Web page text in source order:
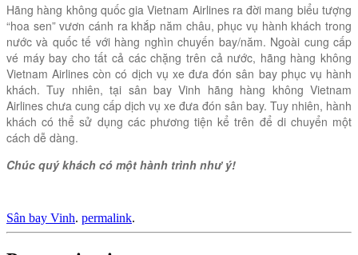
Hãng hàng không quốc gia Vietnam Airlines ra đời mang biểu tượng
“hoa sen” vươn cánh ra khắp năm châu, phục vụ hành khách trong
nước và quốc tế với hàng nghìn chuyến bay/năm. Ngoài cung cấp
vé máy bay cho tất cả các chặng trên cả nước, hãng hàng không
Vietnam Airlines còn có dịch vụ xe đưa đón sân bay phục vụ hành
khách. Tuy nhiên, tại sân bay Vinh hãng hàng không Vietnam
Airlines chưa cung cấp dịch vụ xe đưa đón sân bay. Tuy nhiên, hành
khách có thể sử dụng các phương tiện kể trên để di chuyển một
cách dễ dàng.
Chúc quý khách có một hành trình như ý!
Sân bay Vinh. permalink.